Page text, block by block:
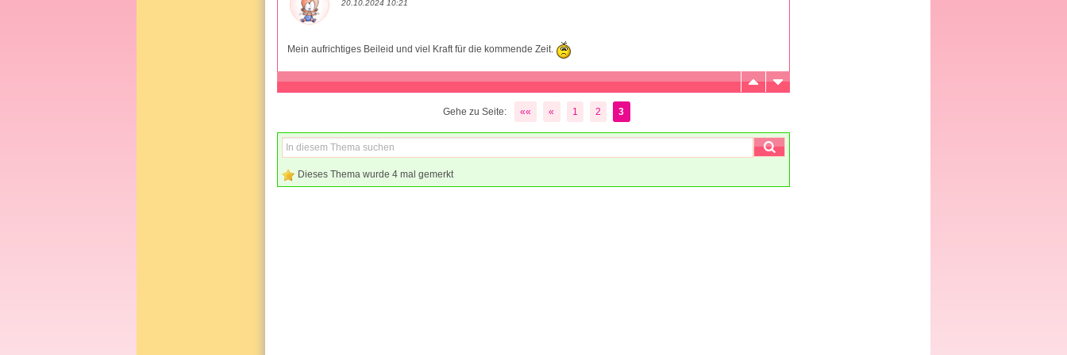
20.10.2024 10:21
Mein aufrichtiges Beileid und viel Kraft für die kommende Zeit.
Gehe zu Seite: «« « 1 2 3
Dieses Thema wurde 4 mal gemerkt